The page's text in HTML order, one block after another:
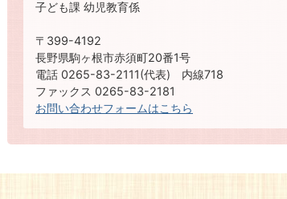
子ども課 幼児教育係
〒399-4192
長野県駒ヶ根市赤須町20番1号
電話 0265-83-2111(代表) 内線718
ファックス 0265-83-2181
お問い合わせフォームはこちら